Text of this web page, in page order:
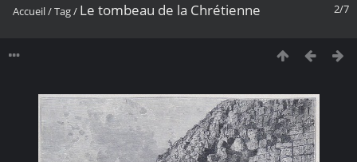
2/7
Accueil/Tag/ Le tombeau de la Chrétienne